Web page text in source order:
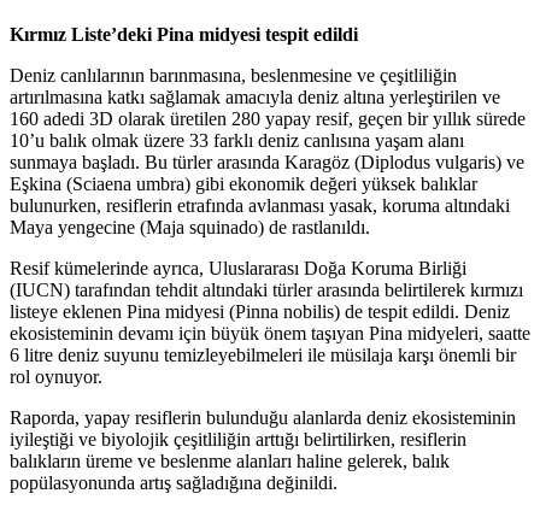
Kırmız Liste’deki Pina midyesi tespit edildi
Deniz canlılarının barınmasına, beslenmesine ve çeşitliliğin
artırılmasına katkı sağlamak amacıyla deniz altına yerleştirilen ve
160 adedi 3D olarak üretilen 280 yapay resif, geçen bir yıllık sürede
10’u balık olmak üzere 33 farklı deniz canlısına yaşam alanı
sunmaya başladı. Bu türler arasında Karagöz (Diplodus vulgaris) ve
Eşkina (Sciaena umbra) gibi ekonomik değeri yüksek balıklar
bulunurken, resiflerin etrafında avlanması yasak, koruma altındaki
Maya yengecine (Maja squinado) de rastlanıldı.
Resif kümelerinde ayrıca, Uluslararası Doğa Koruma Birliği
(IUCN) tarafından tehdit altındaki türler arasında belirtilerek kırmızı
listeye eklenen Pina midyesi (Pinna nobilis) de tespit edildi. Deniz
ekosisteminin devamı için büyük önem taşıyan Pina midyeleri, saatte
6 litre deniz suyunu temizleyebilmeleri ile müsilaja karşı önemli bir
rol oynuyor.
Raporda, yapay resiflerin bulunduğu alanlarda deniz ekosisteminin
iyileştiği ve biyolojik çeşitliliğin arttığı belirtilirken, resiflerin
balıkların üreme ve beslenme alanları haline gelerek, balık
popülasyonunda artış sağladığına değinildi.